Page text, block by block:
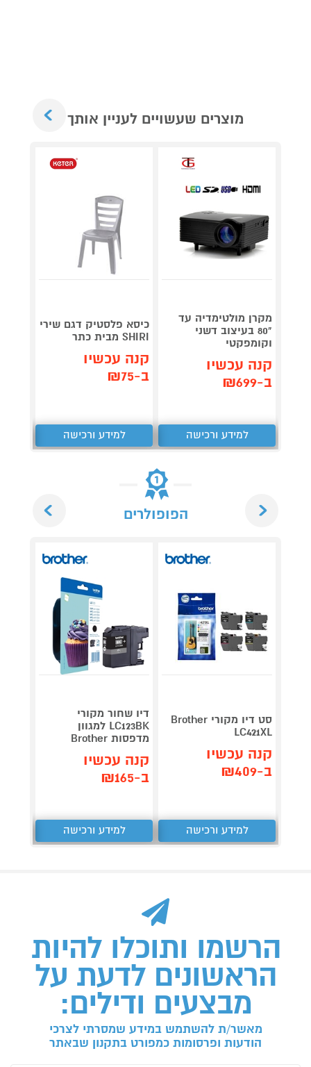
מוצרים שעשויים לעניין אותך
מקרן מולטימדיה עד
"80 בעיצוב דשני
וקומפקטי
קנה עכשיו
ב-₪699
למידע ורכישה
כיסא פלסטיק דגם שירי
SHIRI מבית כתר
קנה עכשיו
ב-₪75
למידע ורכישה
הפופולרים
סט דיו מקורי Brother
LC421XL
קנה עכשיו
ב-₪409
למידע ורכישה
דיו שחור מקורי
LC123BK למגוון
מדפסות Brother
קנה עכשיו
ב-₪165
למידע ורכישה
הרשמו ותוכלו להיות
הראשונים לדעת על
מבצעים ודילים:
מאשר/ת להשתמש במידע שמסרתי לצרכי
הודעות ופרסומות כמפורט בתקנון שבאתר